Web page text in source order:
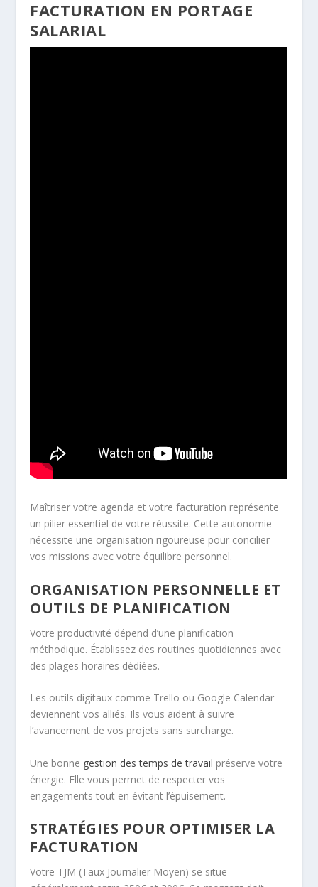
FACTURATION EN PORTAGE
SALARIAL
Maîtriser votre agenda et votre facturation représente
un pilier essentiel de votre réussite. Cette autonomie
nécessite une organisation rigoureuse pour concilier
vos missions avec votre équilibre personnel.
ORGANISATION PERSONNELLE ET
OUTILS DE PLANIFICATION
Votre productivité dépend d’une planification
méthodique. Établissez des routines quotidiennes avec
des plages horaires dédiées.
Les outils digitaux comme Trello ou Google Calendar
deviennent vos alliés. Ils vous aident à suivre
l’avancement de vos projets sans surcharge.
Une bonne gestion des temps de travail préserve votre
énergie. Elle vous permet de respecter vos
engagements tout en évitant l’épuisement.
STRATÉGIES POUR OPTIMISER LA
FACTURATION
Votre TJM (Taux Journalier Moyen) se situe